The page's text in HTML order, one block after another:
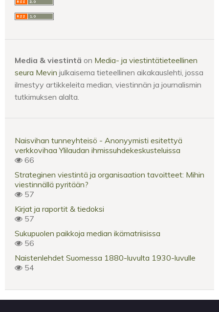
Media & viestintä on Media- ja viestintätieteellinen
seura Mevin julkaisema tieteellinen aikakauslehti, jossa
ilmestyy artikkeleita median, viestinnän ja journalismin
tutkimuksen alalta.
Naisvihan tunneyhteisö - Anonyymisti esitettyä
verkkovihaa Ylilaudan ihmissuhdekeskusteluissa
66
Strateginen viestintä ja organisaation tavoitteet: Mihin
viestinnällä pyritään?
57
Kirjat ja raportit & tiedoksi
57
Sukupuolen paikkoja median ikämatriisissa
56
Naistenlehdet Suomessa 1880-luvulta 1930-luvulle
54